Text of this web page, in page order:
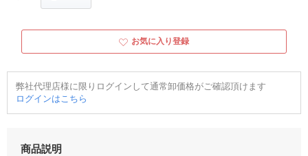
お気に入り登録
弊社代理店様に限りログインして通常卸価格がご確認頂けます
ログインはこちら
商品説明